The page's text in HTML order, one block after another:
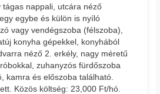
tágas nappali, utcára néző
egybe és külön is nyíló
vagy vendégszoba (félszoba),
konyha gépekkel, konyhából
néző 2. erkély, nagy méretű
zuhanyzós fürdőszoba
kamra és előszoba található.
Közös költség: 23,000 Ft/hó.